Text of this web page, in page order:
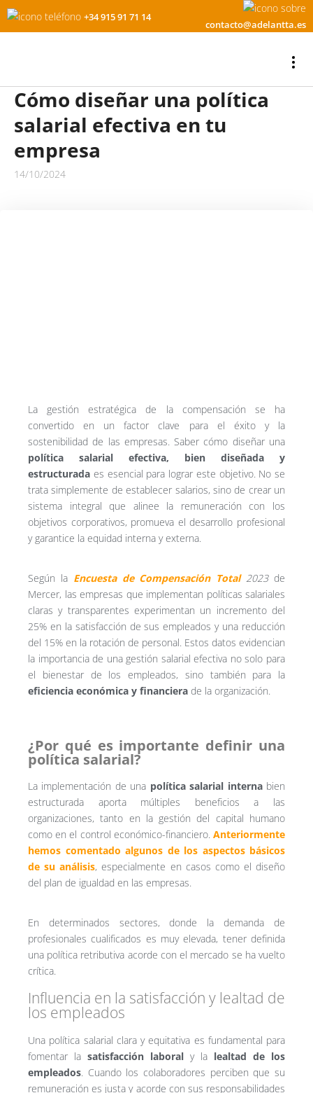
+34 915 91 71 14
contacto@adelantta.es
Cómo diseñar una política
salarial efectiva en tu
empresa
14/10/2024
La gestión estratégica de la compensación se ha
convertido en un factor clave para el éxito y la
sostenibilidad de las empresas. Sabercómo diseñar una
política salarial efectiva, bien diseñada y
estructurada es esencial para lograr este objetivo. No se
trata simplemente de establecer salarios, sino de crear un
sistema integral que alinee la remuneración con los
objetivos corporativos, promueva el desarrollo profesional
y garantice la equidad interna y externa.
Según la Encuesta de Compensación Total2023de
Mercer, las empresas que implementan políticas salariales
claras y transparentes experimentan un incremento del
25% en la satisfacción de sus empleados y una reducción
del 15% en la rotación de personal. Estos datos evidencian
la importancia de una gestión salarial efectiva no solo para
el bienestar de los empleados, sino también para la
eficiencia económica y financiera de la organización.
¿Por qué es importante definir una
política salarial?
La implementación de una política salarial internabien
estructurada aporta múltiples beneficios a las
organizaciones, tanto en la gestión del capital humano
como en el control económico-financiero. Anteriormente
hemos comentado algunos de los aspectos básicos
de su análisis, especialmente en casos como el diseño
del plan de igualdad en las empresas.
En determinados sectores, donde la demanda de
profesionales cualificados es muy elevada, tener definida
una política retributiva acorde con el mercado se ha vuelto
crítica.
Influencia en la satisfacción y lealtad de
los empleados
Una política salarial clara y equitativa es fundamental para
fomentar la satisfacción laboral y la lealtad de los
empleados . Cuando los colaboradores perciben que su
remuneración es justa y acorde con sus responsabilidades